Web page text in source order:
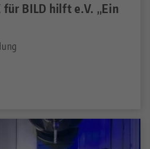
BILD hilft e.V. „Ein